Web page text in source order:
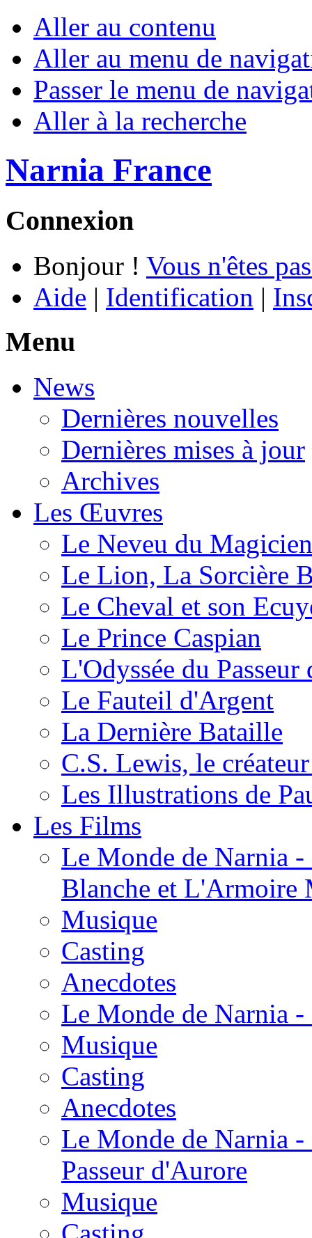
Aller au contenu
Aller au menu de
Passer le menu de
Aller à la recherche
Narnia France
Connexion
Bonjour ! Vous n'êtes
Aide | Identification |
Menu
News
Dernières nouvelles
Dernières mises à jour
Archives
Les Œuvres
Le Neveu du Magicien
Le Lion, La Sorcière
Le Cheval et son
Le Prince Caspian
L'Odyssée du
Le Fauteil d'Argent
La Dernière Bataille
C.S. Lewis, le
Les Illustrations de
Les Films
Le Monde de Narnia
Blanche et L'Armoire
Musique
Casting
Anecdotes
Le Monde de Narnia
Musique
Casting
Anecdotes
Le Monde de Narnia
Passeur d'Aurore
Musique